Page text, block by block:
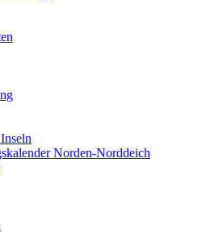
Norden-Norddeich